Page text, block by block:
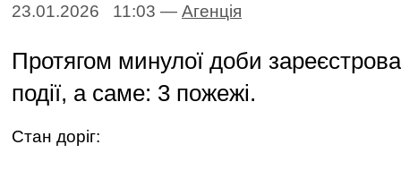
23.01.2026 11:03 — Агенцiя
Протягом минулої доби
події, а саме: 3 пожежі.
Стан доріг: